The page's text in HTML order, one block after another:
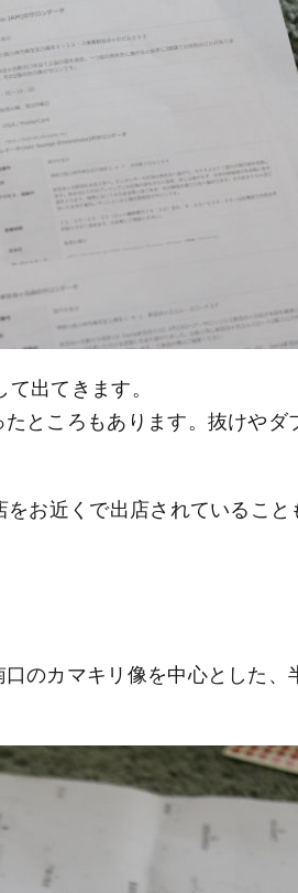
出てきます。
ところもあります。抜けやダ
お近くで出店されていること
のカマキリ像を中心とした、